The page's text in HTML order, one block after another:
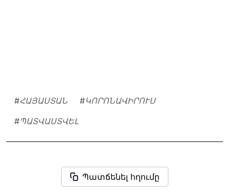
#ՀԱՅԱՍՏԱՆ #ԿՈՐՈՆԱՎԻՐՈՒՍ
#ՊԱՏՎԱՍՏՎԵԼ
Պատճենել հղումը